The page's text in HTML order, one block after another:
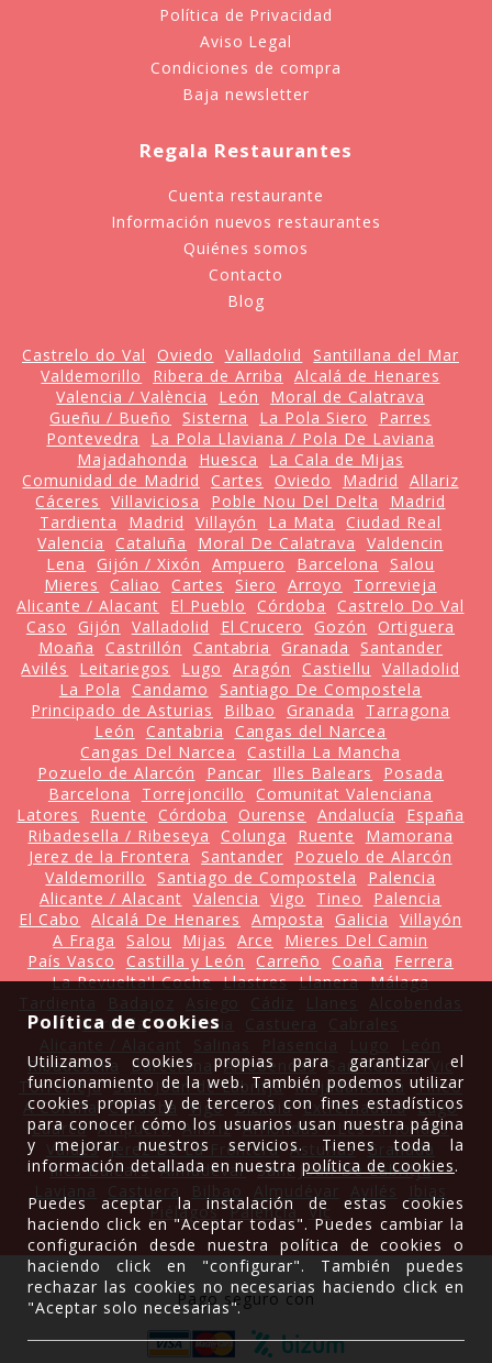
Política de Privacidad
Aviso Legal
Condiciones de compra
Baja newsletter
Regala Restaurantes
Cuenta restaurante
Información nuevos restaurantes
Quiénes somos
Contacto
Blog
Castrelo do Val Oviedo Valladolid
Santillana del Mar
Valdemorillo
Ribera de Arriba
Alcalá de Henares
Valencia / València
León
Moral de Calatrava
Gueñu / Bueño
Sisterna La Pola Siero
Parres
Pontevedra
La Pola Llaviana / Pola De Laviana
Majadahonda
Huesca
La Cala de Mijas
Comunidad de Madrid
Cartes Oviedo Madrid
Allariz
Cáceres
Villaviciosa Poble Nou Del Delta
Madrid
Tardienta
Madrid Villayón La Mata
Ciudad Real
Valencia
Cataluña Moral De Calatrava
Valdencin
Lena
Gijón / Xixón Ampuero Barcelona
Salou
Mieres
Caliao Cartes Siero Arroyo
Torrevieja
Alicante / Alacant
El Pueblo Córdoba
Castrelo Do Val
Caso
Gijón Valladolid El Crucero Gozón
Ortiguera
Moaña
Castrillón Cantabria Granada
Santander
Avilés
Leitariegos Lugo Aragón Castiellu
Valladolid
La Pola
Candamo
Santiago De Compostela
Principado de Asturias
Bilbao Granada
Tarragona
León
Cantabria
Cangas del Narcea
Cangas Del Narcea
Castilla La Mancha
Pozuelo de Alarcón
Pancar Illes Balears
Posada
Barcelona
Torrejoncillo
Comunitat Valenciana
Latores
Ruente Córdoba Ourense Andalucía
España
Ribadesella / Ribeseya
Colunga Ruente
Mamorana
Jerez de la Frontera
Santander
Pozuelo de Alarcón
Valdemorillo
Santiago de Compostela
Palencia
Alicante / Alacant Valencia Vigo Tineo
Palencia
El Cabo
Alcalá De Henares Amposta Galicia
Villayón
A Fraga
Salou Mijas Arce
Mieres Del Camin
País Vasco
Castilla y León Carreño Coaña
Ferrera
La Revuelta'l Coche Llastres Llanera Málaga
Sardalla Plasencia
Ribadesella
Barcelona Alcobendas San Roman
Vic
Torrevieja Sant Joan de Labritja Majadahonda
Tineo
A Coruña
Córdoba Vigo Bizkaia Extremadura Lugo
Luarca Ampuero Allariz Arriondas / Les Arriondes
Valdés Jerez De La Frontera Asturias Granada
Illes Balears Almudévar Sant Joan De Labritja
Piélagos Palencia Vic
Pago seguro con
Política de cookies
Utilizamos cookies propias para garantizar el
funcionamiento de la web. También podemos utilizar
cookies propias y de terceros con fines estadísticos
para conocer cómo los usuarios usan nuestra página
y mejorar nuestros servicios. Tienes toda la
información detallada en nuestrapolítica de cookies.
Puedes aceptar la instalación de estas cookies
haciendo click en "Aceptar todas". Puedes cambiar la
configuración desde nuestra política de cookies o
haciendo click en "configurar". También puedes
rechazar las cookies no necesarias haciendo click en
"Aceptar solo necesarias".